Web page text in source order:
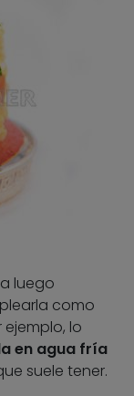
luego
como
lo
en agua fría
suele tener.